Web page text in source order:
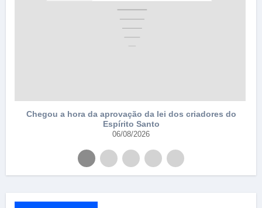
Chegou a hora da aprovação da lei dos criadores do
Espírito Santo
06/08/2026